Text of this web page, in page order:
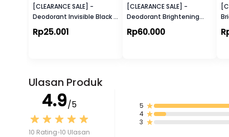
[CLEARANCE SALE] -
Deodorant Invisible Black &
White Fresh Roll On
Rp25.001
[CLEARANCE SALE] -
Deodorant Brightening
Hijab Fresh Spray
Rp60.000
Ulasan Produk
4.9/5
10 Rating 10 Ulasan
5
4
3